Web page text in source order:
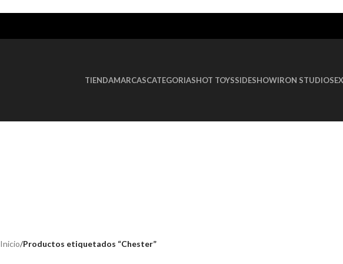
TIENDAMARCASCATEGORIASHOT TOYSSIDESHOWIRON STUDIOS
Inicio/Productos etiquetados “Chester”